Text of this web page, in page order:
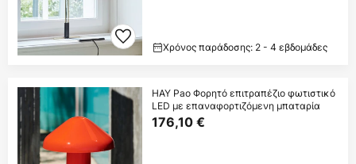
Χρόνος παράδοσης: 2 - 4 εβδομάδες
HAY Pao Φορητό επιτραπέζιο φωτιστικό
LED με επαναφορτιζόμενη μπαταρία
176,10 €